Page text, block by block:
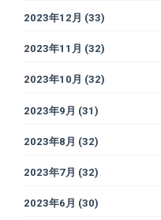
2023年12月 (33)
2023年11月 (32)
2023年10月 (32)
2023年9月 (31)
2023年8月 (32)
2023年7月 (32)
2023年6月 (30)